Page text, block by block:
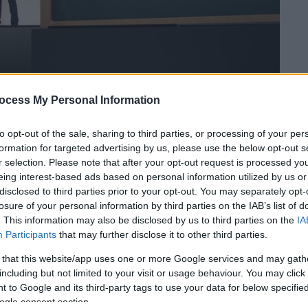
My Personal Information
opt-out of the sale, sharing to third parties, or processing of your
for targeted advertising by us, please use the below opt-out
selection. Please note that after your opt-out request is processed
interest-based ads based on personal information utilized by us
to third parties prior to your opt-out. You may separately
of your personal information by third parties on the IAB’s list of
This information may also be disclosed by us to third parties on the
Participants that may further disclose it to other third parties.
that this website/app uses one or more Google services and may
but not limited to your visit or usage behaviour. You may
to Google and its third-party tags to use your data for below
consent section.
το ΕΘΝΟΣ στη Google
δολάρια στο κεφάλαιο της νεοφυούς
, όπως ανέφερε η τελευταία στο
την ανάπτυξή της.
άμεσα 10 δισεκ. δολάρια με βάση την
ανέρχεται στα 350 δισεκατομμύρια
30 δισεκ. θα εξαρτηθεί από την